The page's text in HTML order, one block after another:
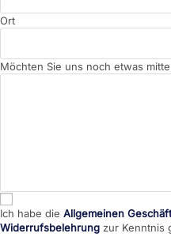
Ort
Möchten Sie uns noch etwas
Ich habe die Allgemeinen
Widerrufsbelehrung zur Kenntnis